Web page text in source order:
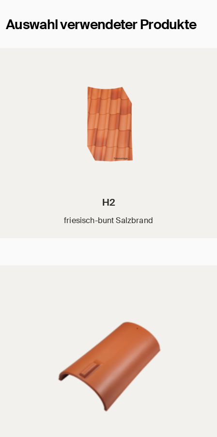
Auswahl verwendeter Produkte
H2
friesisch-bunt Salzbrand